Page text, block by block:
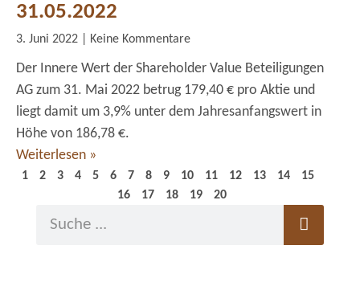
31.05.2022
3. Juni 2022 Keine Kommentare
Der Innere Wert der Shareholder Value Beteiligungen
AG zum 31. Mai 2022 betrug 179,40 € pro Aktie und
liegt damit um 3,9% unter dem Jahresanfangswert in
Höhe von 186,78 €.
Weiterlesen »
1 2 3 4 5 6 7 8 9 10 11 12 13 14
15
16
17 18 19 20